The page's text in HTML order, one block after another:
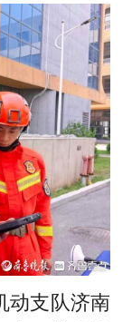
动支队济南